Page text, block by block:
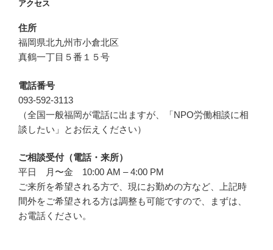
アクセス
住所
福岡県北九州市小倉北区
真鶴一丁目５番１５号
電話番号
093-592-3113
（全国一般福岡が電話に出ますが、「NPO労働相談に相
談したい」とお伝えください）
ご相談受付（電話・来所）
平日 月〜金 10:00 AM – 4:00 PM
ご来所を希望される方で、現にお勤めの方など、上記時
間外をご希望される方は調整も可能ですので、まずは、
お電話ください。